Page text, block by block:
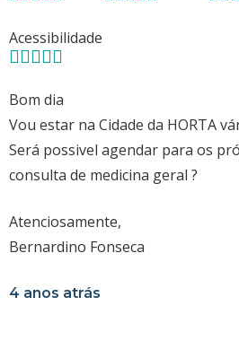
Acessibilidade
Bom dia
Vou estar na Cidade da HORTA
Será possivel agendar para os
consulta de medicina geral ?
Atenciosamente,
Bernardino Fonseca
4 anos atrás